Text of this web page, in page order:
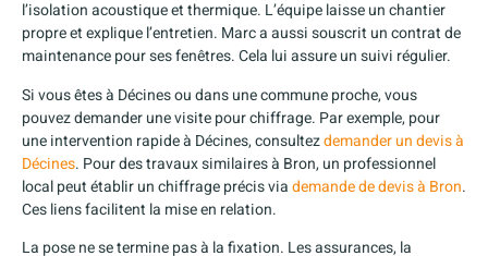
l’isolation acoustique et thermique. L’équipe laisse un chantier
propre et explique l’entretien. Marc a aussi souscrit un contrat de
maintenance pour ses fenêtres. Cela lui assure un suivi régulier.
Si vous êtes à Décines ou dans une commune proche, vous
pouvez demander une visite pour chiffrage. Par exemple, pour
une intervention rapide à Décines, consultezdemander un devis à
Décines. Pour des travaux similaires à Bron, un professionnel
local peut établir un chiffrage précis viademande de devis à Bron.
Ces liens facilitent la mise en relation.
La pose ne se termine pas à la fixation. Les assurances, la